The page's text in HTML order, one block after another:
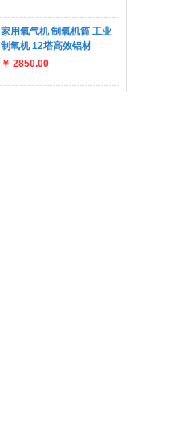
家用氧气机 制氧机筒 工业
制氧机 12塔高效铝材
￥ 2850.00